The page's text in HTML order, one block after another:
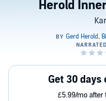
Herold
Get 30
£5.99/mo after